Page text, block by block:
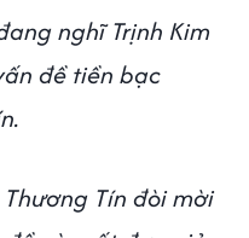
nghĩ Trịnh Kim
đề tiền bạc
Tín đòi mời